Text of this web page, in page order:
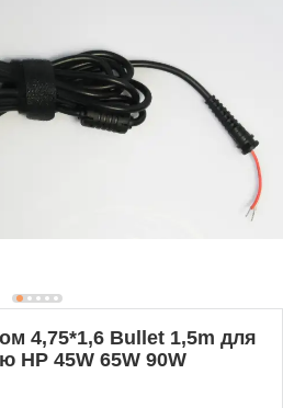
4,75*1,6 Bullet 1,5m для
HP 45W 65W 90W